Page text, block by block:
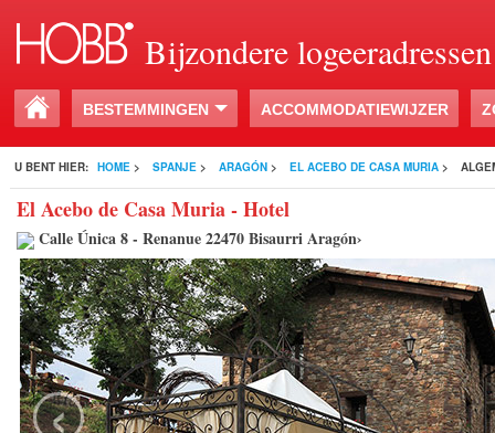
Bijzondere logeeradressen
BESTEMMINGEN ACCOMMODATIEWIJZER
U BENT HIER: HOME > SPANJE > ARAGÓN > EL ACEBO DE CASA MURIA >
El Acebo de Casa Muria - Hotel
Calle Única 8 - Renanue 22470 Bisaurri Aragón›
‹